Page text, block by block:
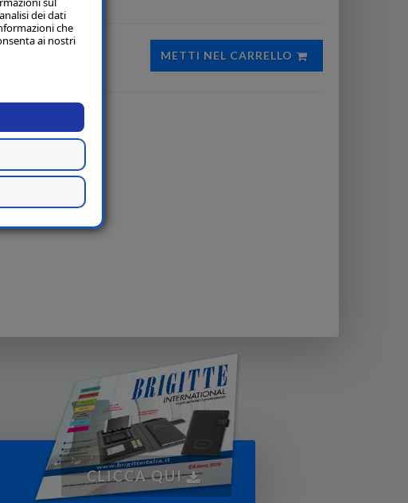
METTI NEL CARRELLO
CLICCA QUI
dei dati
che
ai nostri